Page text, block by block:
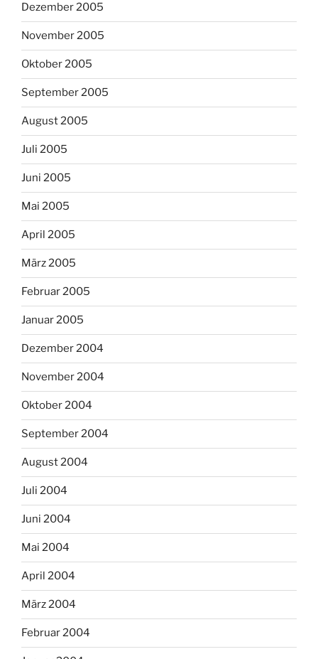
Dezember 2005
November 2005
Oktober 2005
September 2005
August 2005
Juli 2005
Juni 2005
Mai 2005
April 2005
März 2005
Februar 2005
Januar 2005
Dezember 2004
November 2004
Oktober 2004
September 2004
August 2004
Juli 2004
Juni 2004
Mai 2004
April 2004
März 2004
Februar 2004